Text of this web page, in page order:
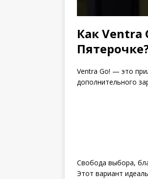
Как Ventra
Ventra Go! — это
дополнительного
Свобода выбора,
Этот вариант